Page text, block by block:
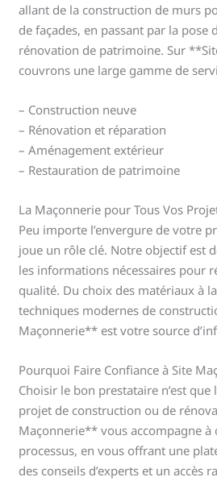
allant de la construction de murs
de façades, en passant par la pose
rénovation de patrimoine. Sur
couvrons une large gamme de
– Construction neuve
– Rénovation et réparation
– Aménagement extérieur
– Restauration de patrimoine
La Maçonnerie pour Tous Vos
Peu importe l’envergure de votre
joue un rôle clé. Notre objectif est
les informations nécessaires pour
qualité. Du choix des matériaux à
techniques modernes de
Maçonnerie** est votre source
Pourquoi Faire Confiance à Site
Choisir le bon prestataire n’est que
projet de construction ou de
Maçonnerie** vous accompagne à
processus, en vous offrant une
des conseils d’experts et un accès